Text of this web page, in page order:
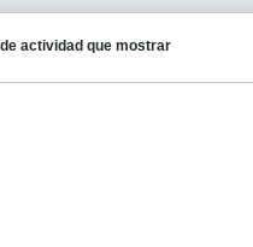
actividad que mostrar